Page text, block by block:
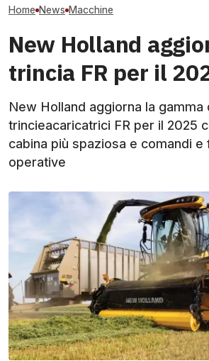
Home News Macchine
New Holland
trincia FR per il
New Holland aggiorna la gamma
trincieacaricatrici FR per il 2025
cabina più spaziosa e comandi e
operative